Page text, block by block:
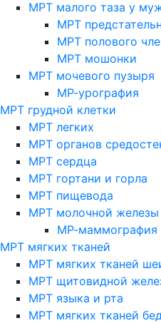
МРТ малого таза у
МРТ
МРТ полового
МРТ мошонки
МРТ мочевого пузыря
МР-урография
МРТ грудной клетки
МРТ легких
МРТ органов
МРТ сердца
МРТ гортани и горла
МРТ пищевода
МРТ молочной железы
МР-маммография
МРТ мягких тканей
МРТ мягких тканей
МРТ щитовидной
МРТ языка и рта
МРТ мягких тканей